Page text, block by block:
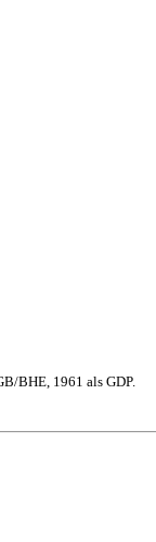
BHE, 1961 als GDP.